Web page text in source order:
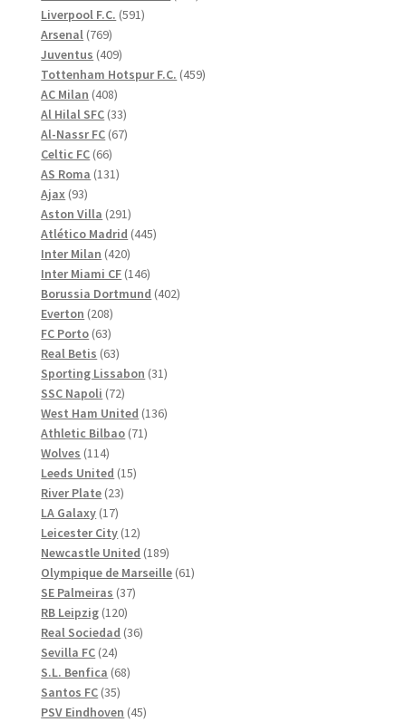
Liverpool F.C. 591591
Arsenal 769769
produkter
Juventus 409409
produkter
Tottenham Hotspur F.C. 459459
AC Milan 408408
produkter
Al Hilal SFC 3333
produkter
Al-Nassr FC 6767
Celtic FC 6666
produkter
AS Roma 131131
Ajax 9393
produkter
Aston Villa 291291
produkter
Atlético Madrid 445445
Inter Milan 420420
produkter
Inter Miami CF 146146
produkter
Borussia Dortmund 402402
Everton 208208
produkter
FC Porto 6363
produkter
Real Betis 6363
produkter
Sporting Lissabon 3131
SSC Napoli 7272
produkter
West Ham United 136136
Athletic Bilbao 7171
Wolves 114114
produkter
Leeds United 1515
River Plate 2323
LA Galaxy 1717
produkter
Leicester City 1212
produkter
Newcastle United 189189
produkter
Olympique de Marseille 6161
SE Palmeiras 3737
RB Leipzig 120120
produkter
Real Sociedad 3636
Sevilla FC 2424
produkter
S.L. Benfica 6868
Santos FC 3535
produkter
PSV Eindhoven 4545